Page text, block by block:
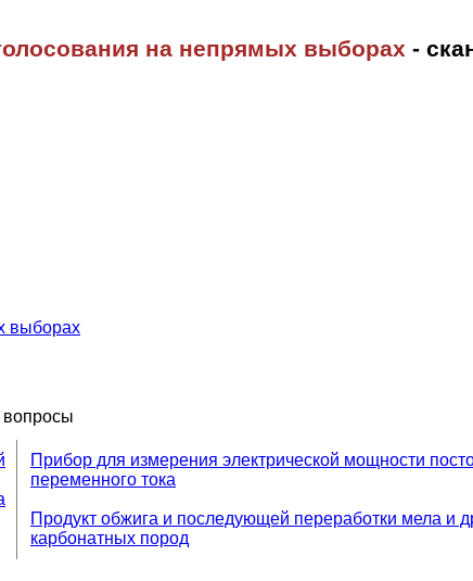
на непрямых выборах -
выборах
Прибор для измерения электрической мощности
переменного тока
Продукт обжига и последующей переработки мела и
карбонатных пород